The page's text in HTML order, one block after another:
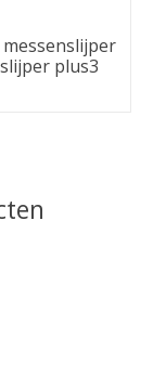
messenslijper
plus3